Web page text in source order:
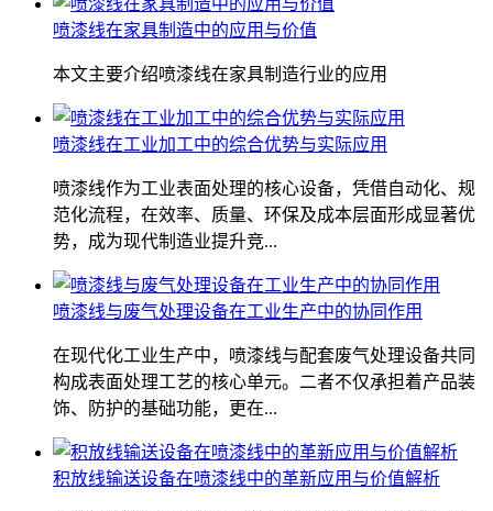
喷漆线在家具制造中的应用与价值
本文主要介绍喷漆线在家具制造行业的应用
喷漆线在工业加工中的综合优势与实际应用
喷漆线作为工业表面处理的核心设备，凭借自动化、规
范化流程，在效率、质量、环保及成本层面形成显著优
势，成为现代制造业提升竞...
喷漆线与废气处理设备在工业生产中的协同作用
在现代化工业生产中，喷漆线与配套废气处理设备共同
构成表面处理工艺的核心单元。二者不仅承担着产品装
饰、防护的基础功能，更在...
积放线输送设备在喷漆线中的革新应用与价值解析